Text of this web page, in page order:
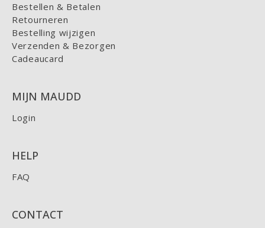
Bestellen & Betalen
Retourneren
Bestelling wijzigen
Verzenden & Bezorgen
Cadeaucard
MIJN MAUDD
Login
HELP
FAQ
CONTACT